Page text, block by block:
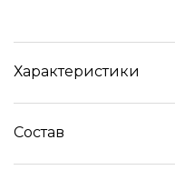
Характеристики
Состав